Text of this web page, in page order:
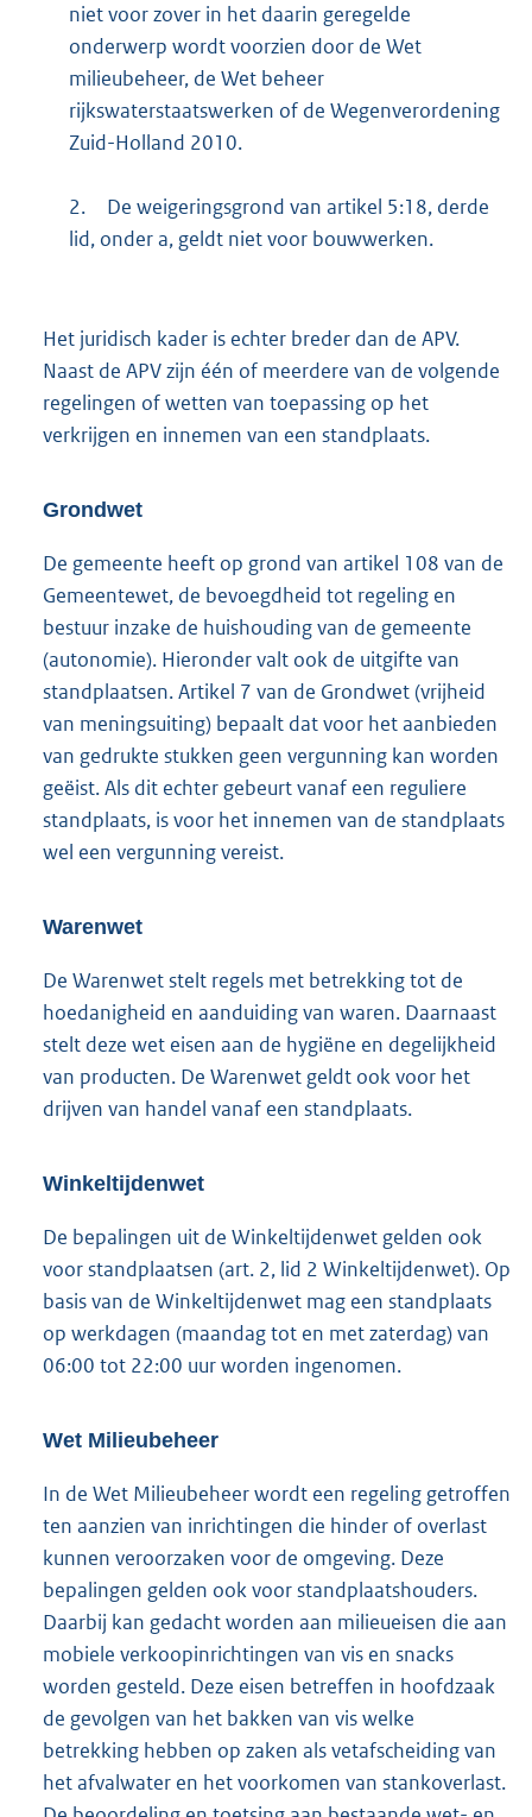
niet voor zover in het daarin geregelde
onderwerp wordt voorzien door de Wet
milieubeheer, de Wet beheer
rijkswaterstaatswerken of de Wegenverordening
Zuid-Holland 2010.
2.
De weigeringsgrond van artikel 5:18, derde
lid, onder a, geldt niet voor bouwwerken.
Het juridisch kader is echter breder dan de APV.
Naast de APV zijn één of meerdere van de volgende
regelingen of wetten van toepassing op het
verkrijgen en innemen van een standplaats.
Grondwet
De gemeente heeft op grond van artikel 108 van de
Gemeentewet, de bevoegdheid tot regeling en
bestuur inzake de huishouding van de gemeente
(autonomie). Hieronder valt ook de uitgifte van
standplaatsen. Artikel 7 van de Grondwet (vrijheid
van meningsuiting) bepaalt dat voor het aanbieden
van gedrukte stukken geen vergunning kan worden
geëist. Als dit echter gebeurt vanaf een reguliere
standplaats, is voor het innemen van de standplaats
wel een vergunning vereist.
Warenwet
De Warenwet stelt regels met betrekking tot de
hoedanigheid en aanduiding van waren. Daarnaast
stelt deze wet eisen aan de hygiëne en degelijkheid
van producten. De Warenwet geldt ook voor het
drijven van handel vanaf een standplaats.
Winkeltijdenwet
De bepalingen uit de Winkeltijdenwet gelden ook
voor standplaatsen (art. 2, lid 2 Winkeltijdenwet). Op
basis van de Winkeltijdenwet mag een standplaats
op werkdagen (maandag tot en met zaterdag) van
06:00 tot 22:00 uur worden ingenomen.
Wet Milieubeheer
In de Wet Milieubeheer wordt een regeling getroffen
ten aanzien van inrichtingen die hinder of overlast
kunnen veroorzaken voor de omgeving. Deze
bepalingen gelden ook voor standplaatshouders.
Daarbij kan gedacht worden aan milieueisen die aan
mobiele verkoopinrichtingen van vis en snacks
worden gesteld. Deze eisen betreffen in hoofdzaak
de gevolgen van het bakken van vis welke
betrekking hebben op zaken als vetafscheiding van
het afvalwater en het voorkomen van stankoverlast.